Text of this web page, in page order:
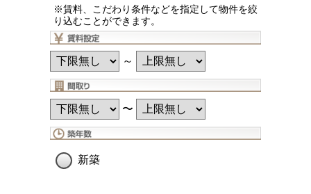
※賃料、こだわり条件などを指定して物件を絞
り込むことができます。
～
〜
新築